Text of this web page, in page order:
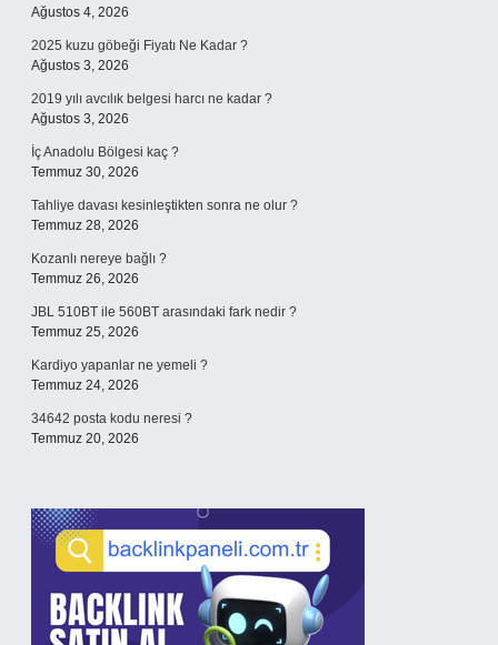
Ağustos 4, 2026
2025 kuzu göbeği Fiyatı Ne Kadar ?
Ağustos 3, 2026
2019 yılı avcılık belgesi harcı ne kadar ?
Ağustos 3, 2026
İç Anadolu Bölgesi kaç ?
Temmuz 30, 2026
Tahliye davası kesinleştikten sonra ne olur ?
Temmuz 28, 2026
Kozanlı nereye bağlı ?
Temmuz 26, 2026
JBL 510BT ile 560BT arasındaki fark nedir ?
Temmuz 25, 2026
Kardiyo yapanlar ne yemeli ?
Temmuz 24, 2026
34642 posta kodu neresi ?
Temmuz 20, 2026